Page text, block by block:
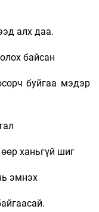
алх даа.
байсан
буйгаа мэдэр
ханьгүй шиг
эмнэх